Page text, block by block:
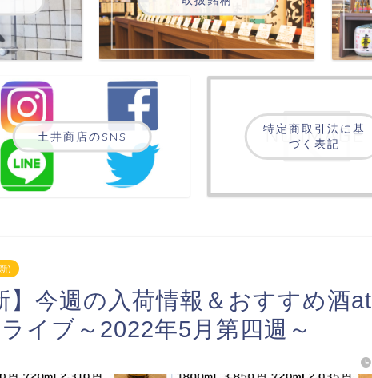
土井商店のSNS
特定商取引法に基
づく表記
)
】今週の入荷情報＆おすすめ酒at
イブ～2022年5月第四週～